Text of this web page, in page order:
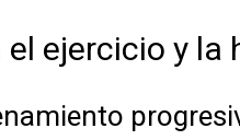
el ejercicio y la